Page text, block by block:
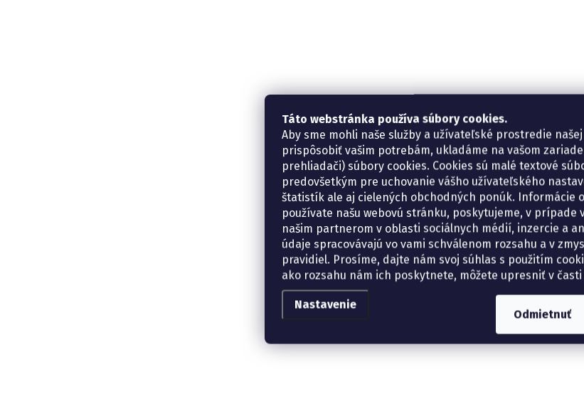
Táto webstránka používa súbory cookies.
Aby sme mohli naše služby a užívateľské prostredie
prispôsobiť vašim potrebám, ukladáme na vašom
prehliadači) súbory cookies. Cookies sú malé textové
predovšetkým pre uchovanie vášho užívateľského
štatistík ale aj cielených obchodných ponúk. Informácie
používate našu webovú stránku, poskytujeme, v prípade
našim partnerom v oblasti sociálnych médií, inzercie a
údaje spracovávajú vo vami schválenom rozsahu a v
pravidiel. Prosíme, dajte nám svoj súhlas s použitím
ako rozsahu nám ich poskytnete, môžete upresniť v
Nastavenie
Odmietnuť